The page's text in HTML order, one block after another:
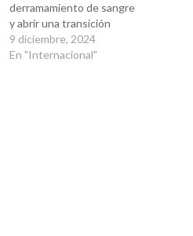
derramamiento de sangre
y abrir una transición
9 diciembre, 2024
En "Internacional"